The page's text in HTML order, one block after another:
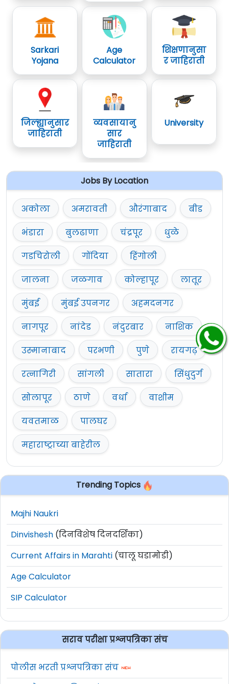
Sarkari
Yojana
Age
Calculator
शिक्षणानुसा
र जाहिराती
जिल्ह्यानुसार
जाहिराती
व्यवसायानु
सार
जाहिराती
University
Jobs By Location
अकोला अमरावती औरंगाबाद
बीड
भंडारा
बुलढाणा चंद्रपूर
धुळे
गडचिरोली
गोंदिया
हिंगोली
जालना
जळगाव कोल्हापूर
लातूर
मुंबई
मुंबई उपनगर
अहमदनगर
नागपूर
नांदेड नंदुरबार
नाशिक
उस्मानाबाद
परभणी पुणे
रायगढ़
रत्नागिरी
सांगली सातारा
सिंधुदुर्ग
सोलापूर
ठाणे वर्धा
वाशीम
यवतमाळ
पालघर
महाराष्ट्राच्या बाहेरील
Trending Topics
Majhi Naukri
Dinvishesh (दिनविशेष दिनदर्शिका)
Current Affairs in Marahti (चालू घडामोडी)
Age Calculator
SIP Calculator
सराव परीक्षा प्रश्नपत्रिका संच
पोलीस भरती प्रश्नपत्रिका संच